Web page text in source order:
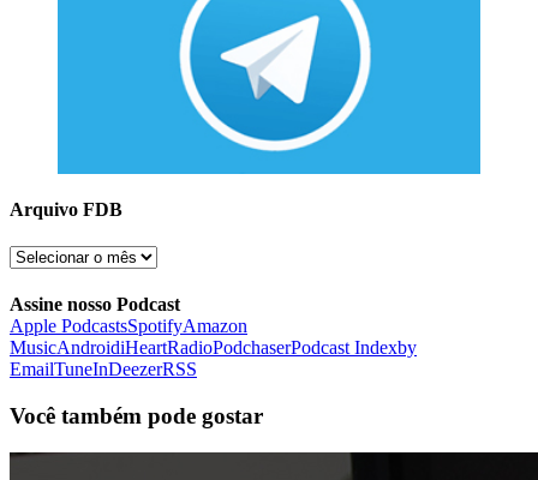
Arquivo FDB
Arquivo
Assine nosso Podcast
Apple PodcastsSpotifyAmazon
MusicAndroidiHeartRadioPodchaserPodcast Indexby
EmailTuneInDeezerRSS
Você também pode gostar